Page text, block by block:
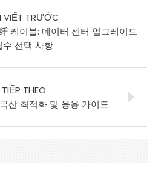
VIẾT TRƯỚC
케이블: 데이터 센터 업그레이드
수 선택 사항
THEO
산 최적화 및 응용 가이드